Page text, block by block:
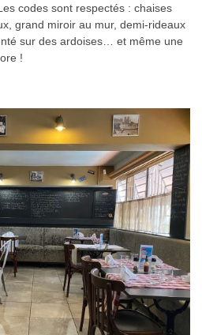
codes sont respectés : chaises
grand miroir au mur, demi-rideaux
sur des ardoises… et même une
!